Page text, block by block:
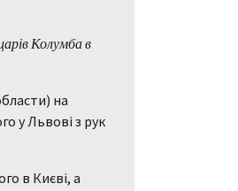
Колумба в
на
у Львові з рук
в Києві, а